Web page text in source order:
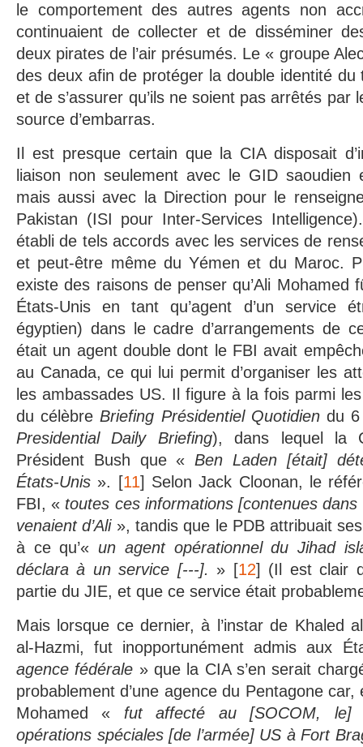
le comportement des autres agents non
continuaient de collecter et de disséminer
deux pirates de l’air présumés. Le « groupe
des deux afin de protéger la double identité du
et de s’assurer qu’ils ne soient pas arrêtés par
source d’embarras.
Il est presque certain que la CIA disposait
liaison non seulement avec le GID saoudien
mais aussi avec la Direction pour le
Pakistan (ISI pour Inter-Services
établi de tels accords avec les services de
et peut-être même du Yémen et du Maroc.
existe des raisons de penser qu’Ali Mohamed
États-Unis en tant qu’agent d’un service
égyptien) dans le cadre d’arrangements de
était un agent double dont le FBI avait
au Canada, ce qui lui permit d’organiser les
les ambassades US. Il figure à la fois parmi
du célèbre Briefing Présidentiel Quotidiendu 6
Presidential Daily Briefing), dans lequel la
Président Bush que « Ben Laden [était]
États-Unis ». [11] Selon Jack Cloonan, le
FBI, « toutes ces informations [contenues
venaient d’Ali», tandis que le PDB attribuait
à ce qu’« un agent opérationnel du Jihad
déclara à un service [---]. » [12] (Il est clair
partie du JIE, et que ce service était
Mais lorsque ce dernier, à l’instar de Khaled
al-Hazmi, fut inopportunément admis aux
agence fédérale » que la CIA s’en serait
probablement d’une agence du Pentagone
Mohamed « fut affecté au [SOCOM, le]
opérations spéciales [de l’armée] US à Fort